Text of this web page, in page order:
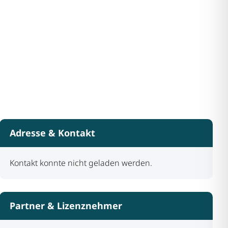
Adresse & Kontakt
Kontakt konnte nicht geladen werden.
Partner & Lizenznehmer